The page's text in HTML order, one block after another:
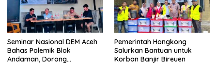
Seminar Nasional DEM Aceh
Bahas Polemik Blok
Andaman, Dorong
Pemerintah Hongkong
Salurkan Bantuan untuk
Korban Banjir Bireuen